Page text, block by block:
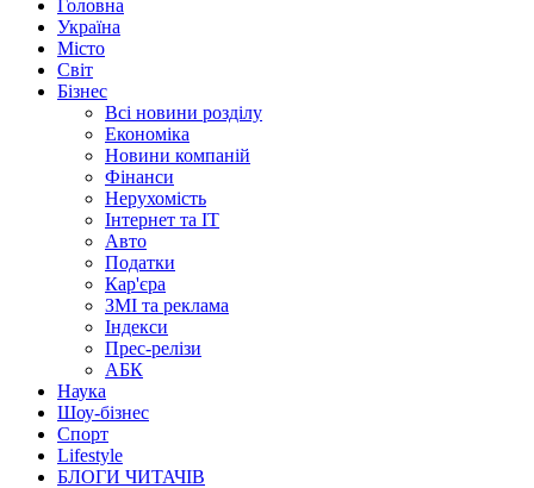
Головна
Україна
Місто
Світ
Бізнес
Всі новини розділу
Економіка
Новини компаній
Фінанси
Нерухомість
Інтернет та IT
Авто
Податки
Кар'єра
ЗМІ та реклама
Індекси
Прес-релізи
АБК
Наука
Шоу-бізнес
Спорт
Lifestyle
БЛОГИ ЧИТАЧІВ